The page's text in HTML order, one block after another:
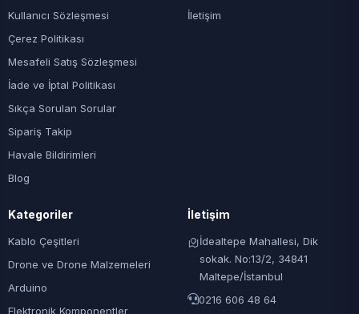
Kullanıcı Sözleşmesi
Çerez Politikası
Mesafeli Satış Sözleşmesi
İade ve İptal Politikası
Sıkça Sorulan Sorular
Sipariş Takip
Havale Bildirimleri
Blog
İletişim
Kategoriler
Kablo Çeşitleri
Drone ve Drone Malzemeleri
Arduino
Elektronik Komponentler
İletişim
İdealtepe Mahallesi, Dik
sokak. No:13/2, 34841
Maltepe/İstanbul
0216 606 48 64